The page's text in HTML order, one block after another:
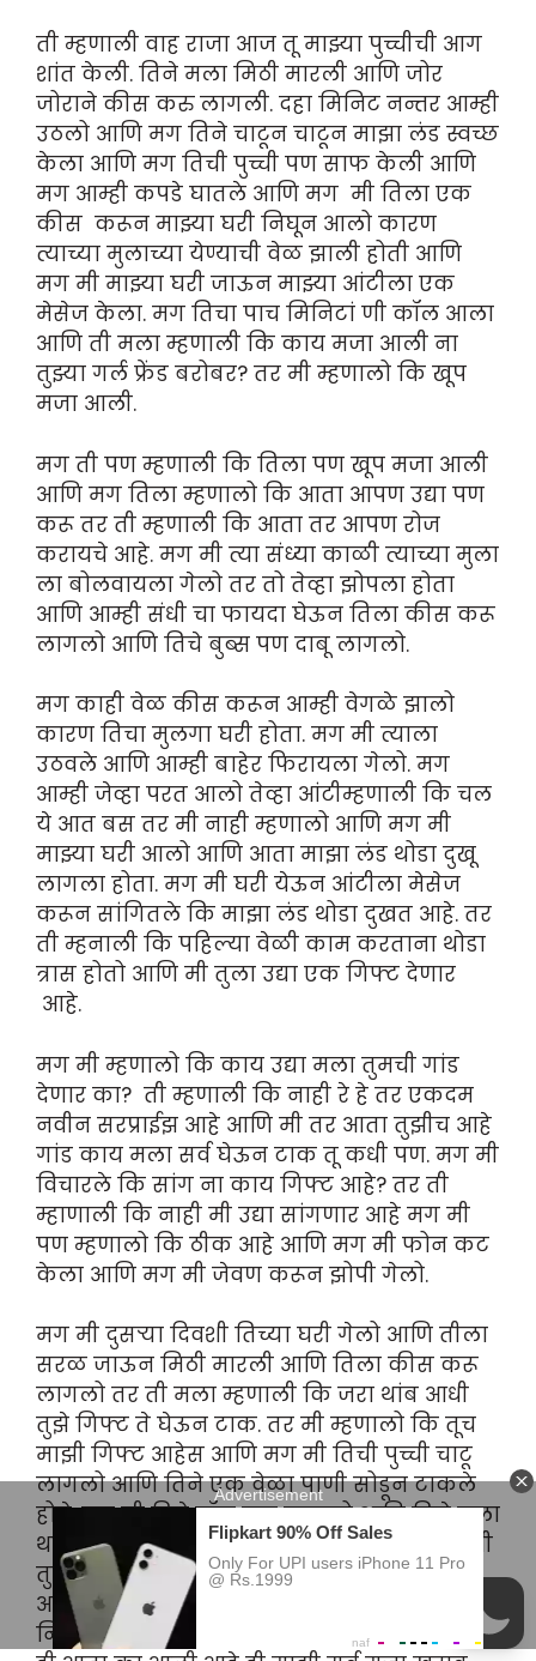
ती म्हणाली वाह राजा आज तू माझ्या पुच्चीची आग
शांत केली. तिने मला मिठी मारली आणि जोर
जोराने कीस करु लागली. दहा मिनिट नन्तर आम्ही
उठलो आणि मग तिने चाटून चाटून माझा लंड स्वच्छ
केला आणि मग तिची पुच्ची पण साफ केली आणि
मग आम्ही कपडे घातले आणि मग मी तिला एक
कीस करून माझ्या घरी निघून आलो कारण
त्याच्या मुलाच्या येण्याची वेळ झाली होती आणि
मग मी माझ्या घरी जाऊन माझ्या आंटीला एक
मेसेज केला. मग तिचा पाच मिनिटां णी कॉल आला
आणि ती मला म्हणाली कि काय मजा आली ना
तुझ्या गर्ल फ्रेंड बरोबर? तर मी म्हणालो कि खूप
मजा आली.
मग ती पण म्हणाली कि तिला पण खूप मजा आली
आणि मग तिला म्हणालो कि आता आपण उद्या पण
करू तर ती म्हणाली कि आता तर आपण रोज
करायचे आहे. मग मी त्या संध्या काळी त्याच्या मुला
ला बोलवायला गेलो तर तो तेव्हा झोपला होता
आणि आम्ही संधी चा फायदा घेऊन तिला कीस करू
लागलो आणि तिचे बुब्स पण दाबू लागलो.
मग काही वेळ कीस करून आम्ही वेगळे झालो
कारण तिचा मुलगा घरी होता. मग मी त्याला
उठवले आणि आम्ही बाहेर फिरायला गेलो. मग
आम्ही जेव्हा परत आलो तेव्हा आंटीम्हणाली कि चल
ये आत बस तर मी नाही म्हणालो आणि मग मी
माझ्या घरी आलो आणि आता माझा लंड थोडा दुखू
लागला होता. मग मी घरी येऊन आंटीला मेसेज
करून सांगितले कि माझा लंड थोडा दुखत आहे. तर
ती म्हनाली कि पहिल्या वेळी काम करताना थोडा
त्रास होतो आणि मी तुला उद्या एक गिफ्ट देणार
आहे.
मग मी म्हणालो कि काय उद्या मला तुमची गांड
देणार का? ती म्हणाली कि नाही रे हे तर एकदम
नवीन सरप्राईझ आहे आणि मी तर आता तुझीच आहे
गांड काय मला सर्व घेऊन टाक तू कधी पण. मग मी
विचारले कि सांग ना काय गिफ्ट आहे? तर ती
म्हाणाली कि नाही मी उद्या सांगणार आहे मग मी
पण म्हणालो कि ठीक आहे आणि मग मी फोन कट
केला आणि मग मी जेवण करून झोपी गेलो.
मग मी दुसऱ्या दिवशी तिच्या घरी गेलो आणि तीला
सरळ जाऊन मिठी मारली आणि तिला कीस करू
लागलो तर ती मला म्हणाली कि जरा थांब आधी
तुझे गिफ्ट ते घेऊन टाक. तर मी म्हणालो कि तूच
माझी गिफ्ट आहेस आणि मग मी तिची पुच्ची चाटू
लागलो आणि तिने एक वेळा पाणी सोडून टाकले
होते. मग मी तिचे बॉल दाबू लागलो आणि तिने मला
थांबवले आणि मला म्हणाली कि जरा धीर धर, आधी
तुझे गिफ्ट घे आणि मग तिने मला आत पाठवले
आणि मग ती पाणी घेऊन आली आणि इतक्यात
निशा ने तिला हाक मारली आणि मी म्हणालो कि